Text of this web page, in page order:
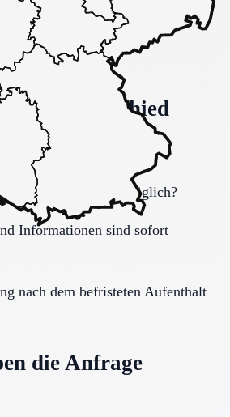
und Kosten vor der
klären.
den Unterschied
realistisch möglich?
Informationen sind sofort
nach dem befristeten Aufenthalt
die Anfrage